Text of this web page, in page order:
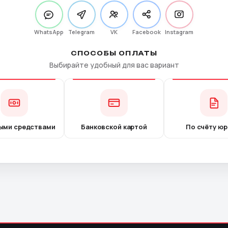
WhatsAppTelegram VK FacebookInstagram
СПОСОБЫ ОПЛАТЫ
Выбирайте удобный для вас вариант
средствами Банковской картой По счёту